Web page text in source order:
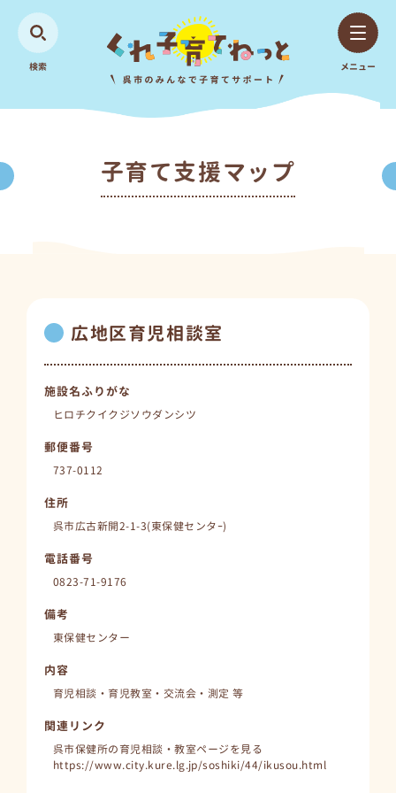
検索 メニュー
子育て支援マップ
広地区育児相談室
施設名ふりがな
ヒロチクイクジソウダンシツ
郵便番号
737-0112
住所
呉市広古新開2-1-3(東保健センタｰ)
電話番号
0823-71-9176
備考
東保健センター
内容
育児相談・育児教室・交流会・測定 等
関連リンク
呉市保健所の育児相談・教室ページを見る
https://www.city.kure.lg.jp/soshiki/44/ikusou.html